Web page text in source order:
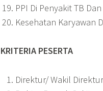
PPI Di Penyakit TB Dan
Kesehatan Karyawan
KRITERIA PESERTA
Direktur/ Wakil